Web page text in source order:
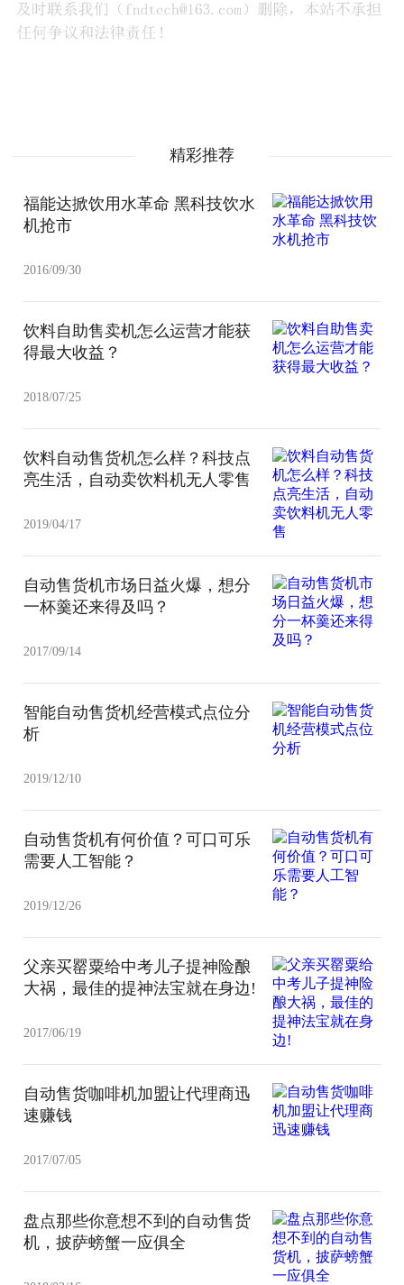
精彩推荐
福能达掀饮用水革命 黑科技饮水
机抢市
2016/09/30
饮料自助售卖机怎么运营才能获
得最大收益？
2018/07/25
饮料自动售货机怎么样？科技点
亮生活，自动卖饮料机无人零售
2019/04/17
自动售货机市场日益火爆，想分
一杯羹还来得及吗？
2017/09/14
智能自动售货机经营模式点位分
析
2019/12/10
自动售货机有何价值？可口可乐
需要人工智能？
2019/12/26
父亲买罂粟给中考儿子提神险酿
大祸，最佳的提神法宝就在身边!
2017/06/19
自动售货咖啡机加盟让代理商迅
速赚钱
2017/07/05
盘点那些你意想不到的自动售货
机，披萨螃蟹一应俱全